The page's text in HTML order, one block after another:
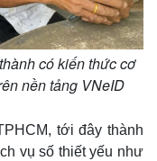
có kiến thức cơ
nền tảng VNeID
tới đây thành
vụ số thiết yếu như